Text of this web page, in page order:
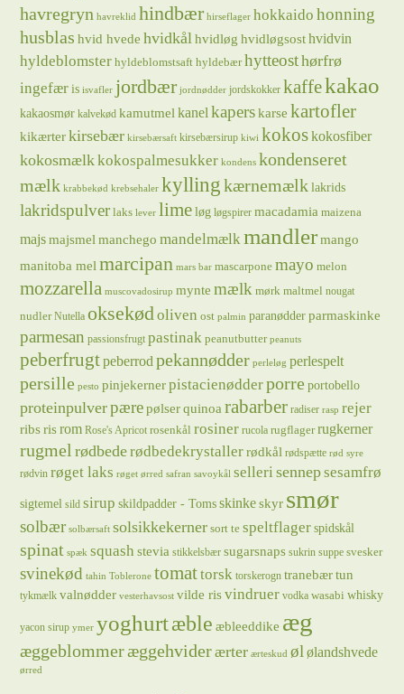
havregryn havreklid hindbær hirseflager hokkaido honning
husblas hvid hvede hvidkålhvidløg hvidløgsost hvidvin
hyldeblomster hyldeblomstsaft hyldebær hytteosthørfrø
ingefær is isvafler jordbær jordnødder jordskokker kaffekakao
kakaosmør kalvekød kamutmel kanelkaperskarse kartofler
kikærterkirsebær kirsebærsaft kirsebærsirup kiwi kokoskokosfiber
kokosmælkkokospalmesukker kondens kondenseret
mælk krabbekød krebsehaler kylling kærnemælk lakrids
lakridspulver laks lever lime løg løgspirer macadamia maizena
majsmajsmel manchego mandelmælkmandler mango
manitoba mel marcipan mars bar mascarpone mayo melon
mozzarella muscovadosirup mynte mælk mørk maltmel nougat
nudler Nutella oksekødoliven ost palmin paranødder parmaskinke
parmesan passionsfrugt pastinak peanutbutter peanuts
peberfrugtpeberrodpekannødder perleløg perlespelt
persille pesto pinjekerner pistacienødderporre portobello
proteinpulverpære pølser quinoa rabarber radiser rasp rejer
ribs risrom Rose's Apricot rosenkål rosiner rucola rugflager rugkerner
rugmel rødbederødbedekrystallerrødkål rødspætte rød syre
rødvin røget laks røget ørred safran savoykål sellerisennepsesamfrø
sigtemel sild sirup skildpadder - Toms skinke skyr smør
solbær solbærsaft solsikkekerner sort te speltflager spidskål
spinat spæk squash stevia stikkelsbær sugarsnaps sukrin suppe svesker
svinekød tahin Toblerone tomattorsk torskerogn tranebærtun
tykmælk valnødder vesterhavsost vilde ris vindruer vodka wasabi whisky
yacon sirup ymer yoghurtæble æbleeddike æg
æggeblommeræggehviderærter ærteskud øl ølandshvede
ørred